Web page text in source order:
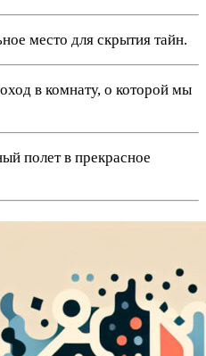
место для скрытия тайн.
в комнату, о которой мы
полет в прекрасное